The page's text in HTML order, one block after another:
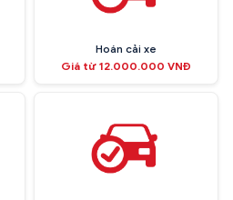
Hoán cải xe
Giá từ 12.000.000 VNĐ